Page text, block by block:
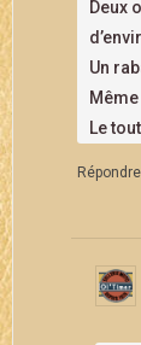
Deux
Un
Le
Répondre